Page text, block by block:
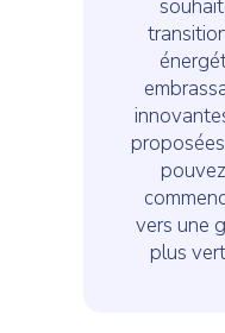
vers une
plus